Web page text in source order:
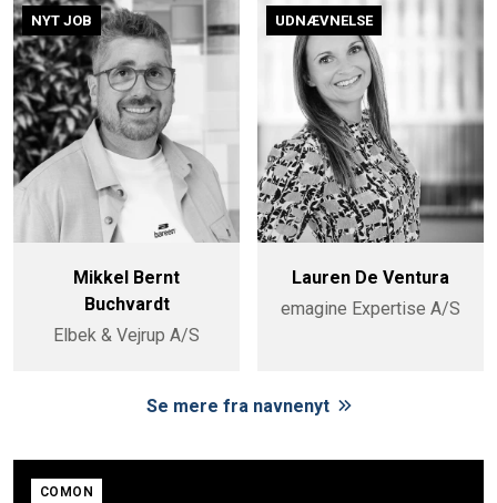
NYT JOB
Mikkel Bernt
Buchvardt
Elbek & Vejrup A/S
UDNÆVNELSE
Lauren De Ventura
emagine Expertise A/S
Se mere fra navnenyt
COMON